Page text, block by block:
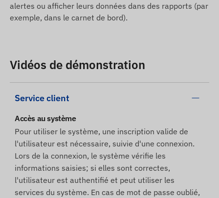
alertes ou afficher leurs données dans des rapports (par
exemple, dans le carnet de bord).
Vidéos de démonstration
Service client
Accès au système
Pour utiliser le système, une inscription valide de
l'utilisateur est nécessaire, suivie d'une connexion.
Lors de la connexion, le système vérifie les
informations saisies; si elles sont correctes,
l'utilisateur est authentifié et peut utiliser les
services du système. En cas de mot de passe oublié,